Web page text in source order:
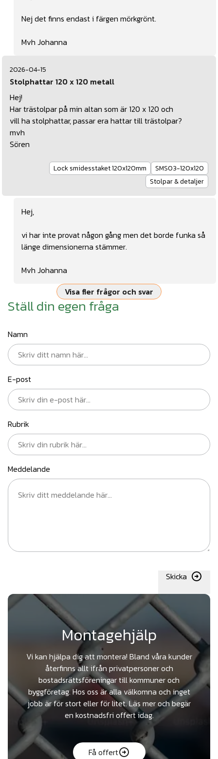
Nej det finns endast i färgen mörkgrönt.
Mvh Johanna
2026-04-15
Stolphattar 120 x 120 metall
Hej!
Har trästolpar på min altan som är 120 x 120 och
vill ha stolphattar, passar era hattar till trästolpar?
mvh
Sören
Lock smidesstaket 120x120mm
SMS03-120x120
Stolpar & detaljer
Hej,
vi har inte provat någon gång men det borde funka så
länge dimensionerna stämmer.
Mvh Johanna
Visa fler frågor och svar
Ställ din egen fråga
Namn
E-post
Rubrik
Meddelande
Skicka
Montagehjälp
Vi kan hjälpa dig att montera! Bland våra kunder
återfinns allt ifrån privatpersoner och
bostadsrättsföreningar till kommuner och
byggföretag. Hos oss är alla välkomna och inget
jobb är för stort eller för litet. Läs mer och begär
en kostnadsfri offert idag.
Få offert